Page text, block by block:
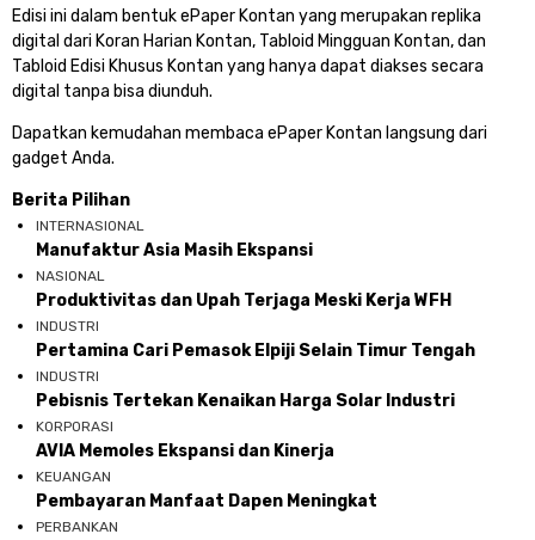
Edisi ini dalam bentuk ePaper Kontan yang merupakan replika
digital dari Koran Harian Kontan, Tabloid Mingguan Kontan, dan
Tabloid Edisi Khusus Kontan yang hanya dapat diakses secara
digital tanpa bisa diunduh.
Dapatkan kemudahan membaca ePaper Kontan langsung dari
gadget Anda.
Berita Pilihan
INTERNASIONAL
Manufaktur Asia Masih Ekspansi
NASIONAL
Produktivitas dan Upah Terjaga Meski Kerja WFH
INDUSTRI
Pertamina Cari Pemasok Elpiji Selain Timur Tengah
INDUSTRI
Pebisnis Tertekan Kenaikan Harga Solar Industri
KORPORASI
AVIA Memoles Ekspansi dan Kinerja
KEUANGAN
Pembayaran Manfaat Dapen Meningkat
PERBANKAN